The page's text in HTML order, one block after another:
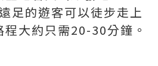
足的遊客可以徒步走上
大約只需20-30分鐘。